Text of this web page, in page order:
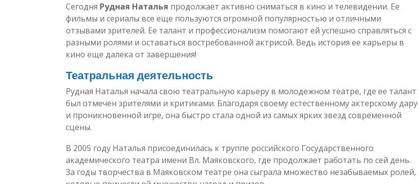
Сегодня Рудная Наталья продолжает активно сниматься в кино и телевидении. Ее
фильмы и сериалы все еще пользуются огромной популярностью и отличными
отзывами зрителей. Ее талант и профессионализм помогают ей успешно справляться с
разными ролями и оставаться востребованной актрисой. Ведь история ее карьеры в
кино еще далека от завершения!
Театральная деятельность
Рудная Наталья начала свою театральную карьеру в молодежном театре, где ее талант
был отмечен зрителями и критиками. Благодаря своему естественному актерскому дару
и проникновенной игре, она быстро стала одной из самых ярких звезд современной
сцены.
В 2005 году Наталья присоединилась к труппе российского Государственного
академического театра имени Вл. Маяковского, где продолжает работать по сей день.
За годы творчества в Маяковском театре она сыграла множество незабываемых ролей,